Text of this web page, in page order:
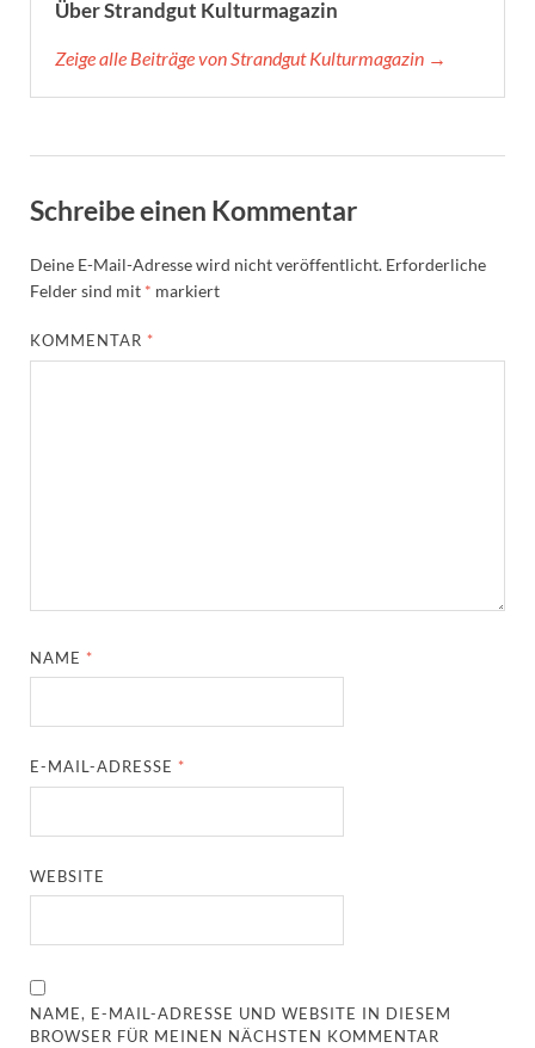
Über Strandgut Kulturmagazin
Zeige alle Beiträge von Strandgut Kulturmagazin →
Schreibe einen Kommentar
Deine E-Mail-Adresse wird nicht veröffentlicht. Erforderliche
Felder sind mit * markiert
KOMMENTAR *
NAME *
E-MAIL-ADRESSE *
WEBSITE
NAME, E-MAIL-ADRESSE UND WEBSITE IN DIESEM
BROWSER FÜR MEINEN NÄCHSTEN KOMMENTAR